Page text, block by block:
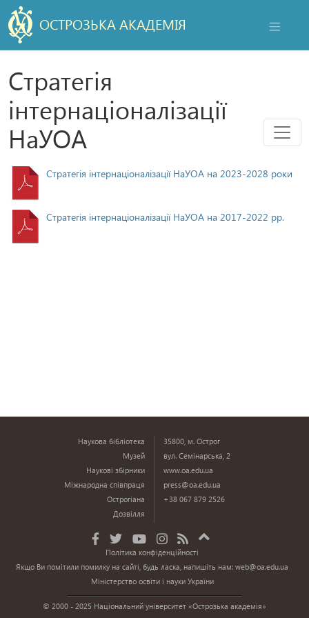
ОСТРОЗЬКА АКАДЕМІЯ
Стратегія
інтернаціоналізації
НаУОА
Меню
Стратегія інтернаціоналізації НаУОА на 2023-2028 роки
Стратегія інтернаціоналізації НаУОА на 2017-2022 рр.
Наукова бібліотека
Музей
Наукові збірники
Міжнародна співпраця
Острогіана
Дозвілля
35800, м. Острог
вул. Семінарська, 2
www.oa.edu.ua
press@oa.edu.ua
+38 067 879 2526
Політика конфіденційності
Якщо Ви помітили помилку на сайті, будь ласка, напишіть нам:web@oa.edu.ua
Міністерство освіти і науки України
© 2000 - 2025 Національний університет «Острозька академія»